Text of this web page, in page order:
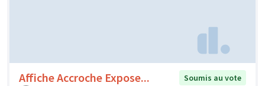
Affiche Accroche Expose...
Soumis au vote